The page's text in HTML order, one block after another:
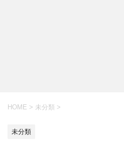
HOME > 未分類 >
未分類